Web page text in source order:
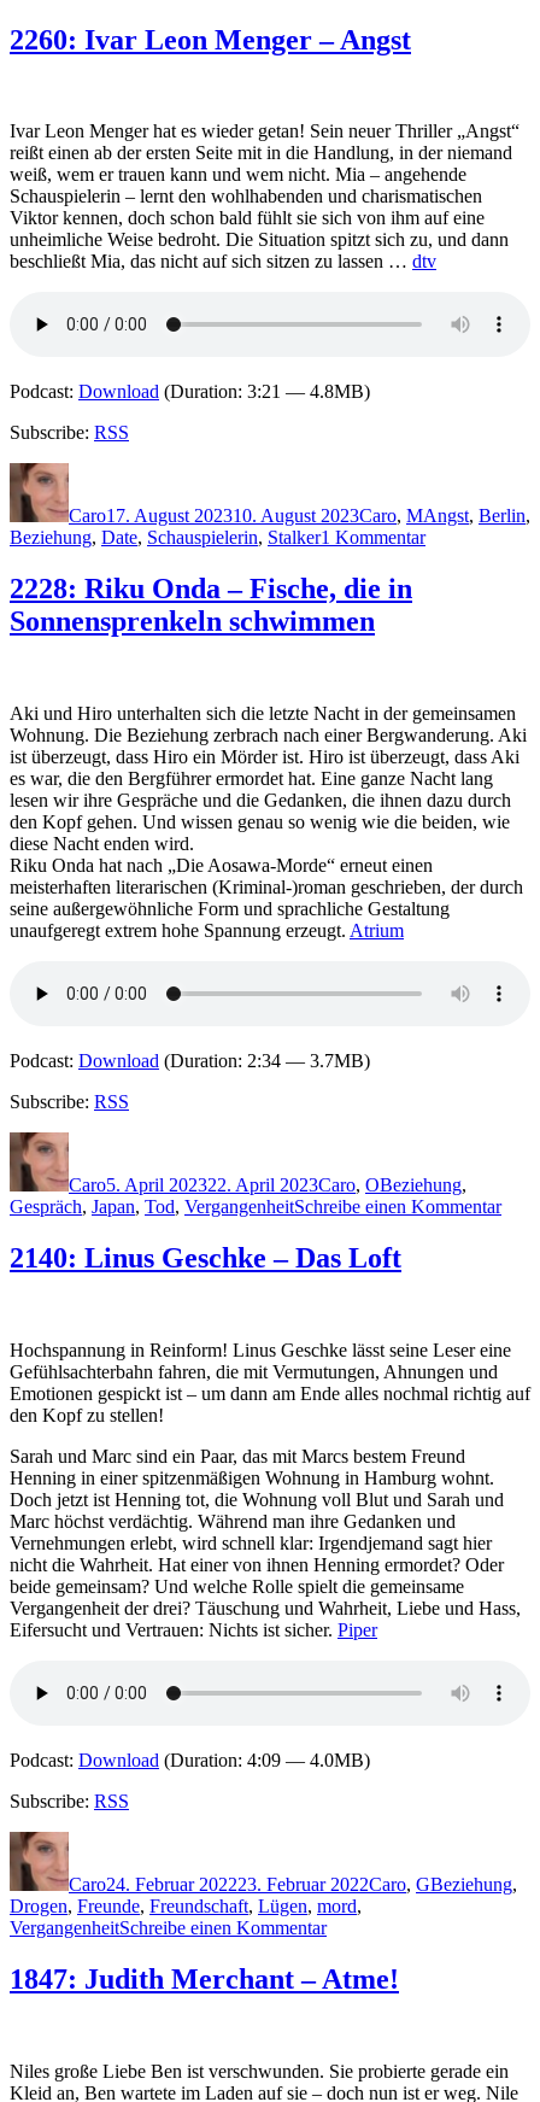
der
Wald
2260: Ivar Leon Menger – Angst
Ivar Leon Menger hat es wieder getan! Sein neuer Thriller „Angst“
reißt einen ab der ersten Seite mit in die Handlung, in der niemand
weiß, wem er trauen kann und wem nicht. Mia – angehende
Schauspielerin – lernt den wohlhabenden und charismatischen
Viktor kennen, doch schon bald fühlt sie sich von ihm auf eine
unheimliche Weise bedroht. Die Situation spitzt sich zu, und dann
beschließt Mia, das nicht auf sich sitzen zu lassen … dtv
Podcast: Download (Duration: 3:21 — 4.8MB)
Subscribe: RSS
Autor
Caro17. August 202310. August 2023Caro, MAngst, Berlin,
Beziehung, Date, Schauspielerin, Stalker1 Kommentarzu
2228: Riku Onda – Fische, die in
Sonnensprenkeln schwimmen
Aki und Hiro unterhalten sich die letzte Nacht in der gemeinsamen
Wohnung. Die Beziehung zerbrach nach einer Bergwanderung. Aki
ist überzeugt, dass Hiro ein Mörder ist. Hiro ist überzeugt, dass Aki
es war, die den Bergführer ermordet hat. Eine ganze Nacht lang
lesen wir ihre Gespräche und die Gedanken, die ihnen dazu durch
den Kopf gehen. Und wissen genau so wenig wie die beiden, wie
diese Nacht enden wird.
Riku Onda hat nach „Die Aosawa-Morde“ erneut einen
meisterhaften literarischen (Kriminal-)roman geschrieben, der durch
seine außergewöhnliche Form und sprachliche Gestaltung
unaufgeregt extrem hohe Spannung erzeugt. Atrium
Podcast: Download (Duration: 2:34 — 3.7MB)
Subscribe: RSS
Autor
Caro5. April 202322. April 2023Caro, OBeziehung,
Gespräch, Japan, Tod, VergangenheitSchreibe einen Kommentarzu
in
2140: Linus Geschke – Das Loft
Hochspannung in Reinform! Linus Geschke lässt seine Leser eine
Gefühlsachterbahn fahren, die mit Vermutungen, Ahnungen und
Emotionen gespickt ist – um dann am Ende alles nochmal richtig auf
den Kopf zu stellen!
Sarah und Marc sind ein Paar, das mit Marcs bestem Freund
Henning in einer spitzenmäßigen Wohnung in Hamburg wohnt.
Doch jetzt ist Henning tot, die Wohnung voll Blut und Sarah und
Marc höchst verdächtig. Während man ihre Gedanken und
Vernehmungen erlebt, wird schnell klar: Irgendjemand sagt hier
nicht die Wahrheit. Hat einer von ihnen Henning ermordet? Oder
beide gemeinsam? Und welche Rolle spielt die gemeinsame
Vergangenheit der drei? Täuschung und Wahrheit, Liebe und Hass,
Eifersucht und Vertrauen: Nichts ist sicher. Piper
Podcast: Download (Duration: 4:09 — 4.0MB)
Subscribe: RSS
Autor
Caro24. Februar 202223. Februar 2022Caro, GBeziehung,
Drogen, Freunde, Freundschaft, Lügen, mord,
VergangenheitSchreibe einen Kommentarzu
Linus
Geschke
1847: Judith Merchant – Atme!
Niles große Liebe Ben ist verschwunden. Sie probierte gerade ein
Kleid an, Ben wartete im Laden auf sie – doch nun ist er weg. Nile